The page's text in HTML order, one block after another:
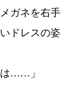
ガネを右手
ドレスの姿
……」